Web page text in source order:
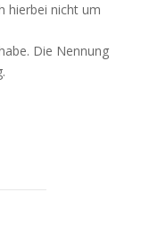
hierbei nicht um
Die Nennung